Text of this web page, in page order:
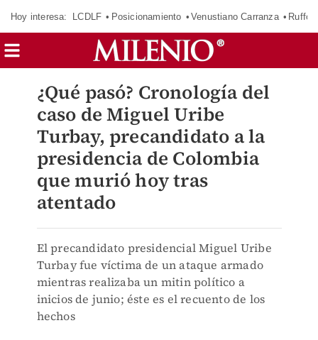
Hoy interesa: LCDLF Posicionamiento Venustiano Carranza Ruffo
¿Qué pasó? Cronología del
caso de Miguel Uribe
Turbay, precandidato a la
presidencia de Colombia
que murió hoy tras
atentado
El precandidato presidencial Miguel Uribe
Turbay fue víctima de un ataque armado
mientras realizaba un mitin político a
inicios de junio; éste es el recuento de los
hechos